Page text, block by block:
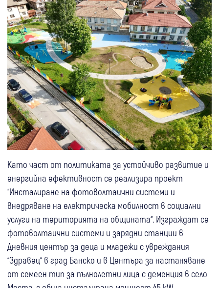
Като част от политиката за устойчиво развитие и
енергийна ефективност се реализира проект
“Инсталиране на фотоволтаични системи и
внедряване на електрическа мобилност в социални
услуги на територията на общината“. Изграждат се
фотоволтаични системи и зарядни станции в
Дневния център за деца и младежи с увреждания
“Здравец“ в град Банско и в Центъра за настаняване
от семеен тип за пълнолетни лица с деменция в село